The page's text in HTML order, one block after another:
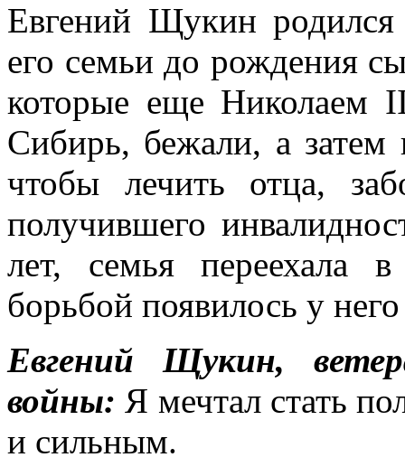
Евгений Щукин
его семьи до рождения
которые еще Николаем
Сибирь, бежали, а затем
чтобы лечить отца,
получившего
лет, семья переехала
борьбой появилось у
Евгений Щукин,
войны: Я мечтал стать
и сильным.